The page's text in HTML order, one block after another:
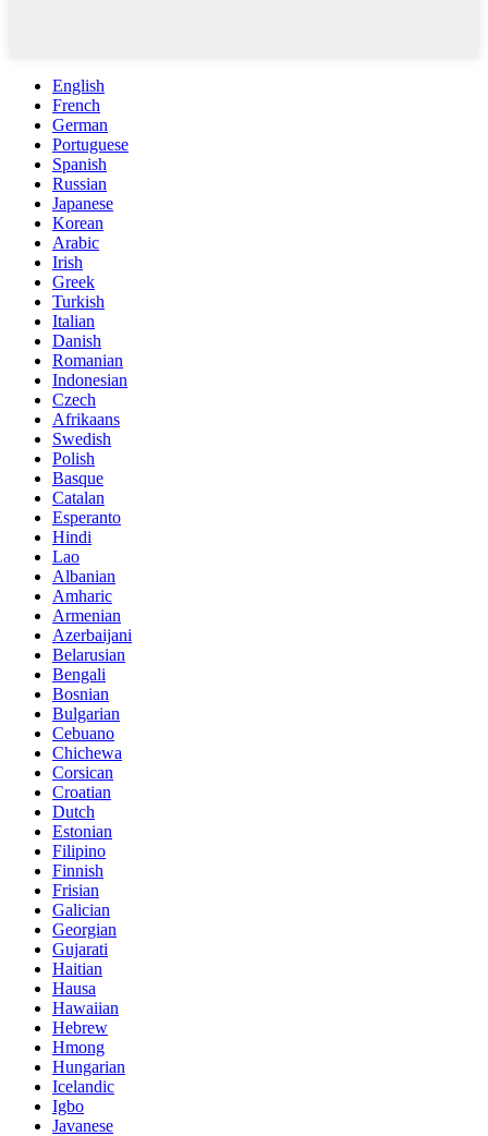
English
French
German
Portuguese
Spanish
Russian
Japanese
Korean
Arabic
Irish
Greek
Turkish
Italian
Danish
Romanian
Indonesian
Czech
Afrikaans
Swedish
Polish
Basque
Catalan
Esperanto
Hindi
Lao
Albanian
Amharic
Armenian
Azerbaijani
Belarusian
Bengali
Bosnian
Bulgarian
Cebuano
Chichewa
Corsican
Croatian
Dutch
Estonian
Filipino
Finnish
Frisian
Galician
Georgian
Gujarati
Haitian
Hausa
Hawaiian
Hebrew
Hmong
Hungarian
Icelandic
Igbo
Javanese